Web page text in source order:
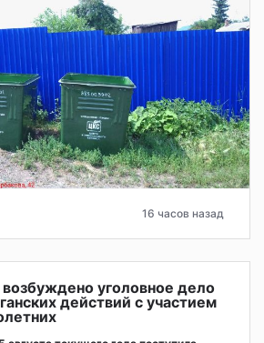
16 часов назад
уголовное дело
действий с участием